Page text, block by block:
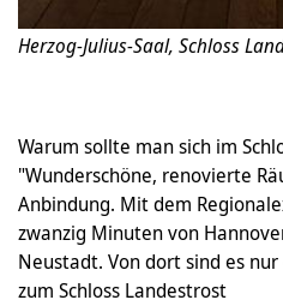
Herzog-Julius-Saal, Schloss
Warum sollte man sich im
"Wunderschöne, renovierte
Anbindung. Mit dem
zwanzig Minuten von
Neustadt. Von dort sind es
zum Schloss Landestrost